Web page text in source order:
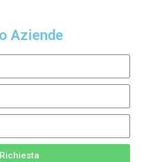
Aziende